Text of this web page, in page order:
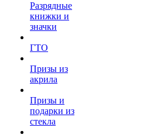
Разрядные
книжки и
значки
ГТО
Призы из
акрила
Призы и
подарки из
стекла